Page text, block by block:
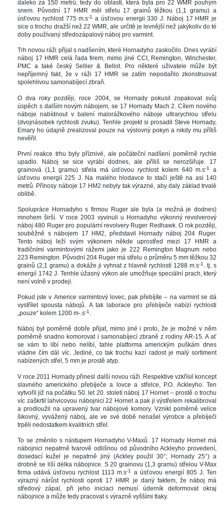
daleko za 150 metrů, tedy do oblasti, která byla pro 22 WMR pouhým
nem. Původní 17 HMR měl střelu 17 grainů těžkou (1,1 gramu) a
úsťovou rychlost 775 m.-1 a úsťovou energii 330 J. Náboj 17 HMR je
ice o trochu dražší než 22 WMR, ale určitě je levnější než jakýkoliv do té
doby používaný středozápalový náboj pro varmint.
Trh novou ráži přijal s nadšením, které Hornadyho zaskočilo. Dnes vyrábí
náboj 17 HMR celá řada firem, mimo jiné CCI, Remington, Winchester,
PMC a také český Sellier & Bellot. Pro některé uživatele může být
nepříjemný fakt, že v ráži 17 HMR se zatím nepodařilo zkonstruovat
polehlivou samonabíjecí zbraň.
O dva roky později, roce 2004, se Hornady pokusil zopakovat svůj
úspěch s dalším novým nábojem, se 17 Hornady Mach 2. Cílem nového
náboje nabídnout v balení malorážkového náboje ultrarychlou střelu
(dvojnásobek rychlosti zvuku). Tenhle projekt si prosadil Steve Hornady,
Emary ho údajně zrealizoval pouze na výslovný pokyn a nikdy mu příliš
nevěřil.
První reakce trhu byly příznivé, ale počáteční nadšení poměrně rychle
upadlo. Náboj se sice vyrábí dodnes, ale příliš se nerozšiřuje. 17
grainová (1,1 gramu) střela má úsťovou rychlost kolem 640 m.-1
a
úsťovou energií 225 J. Na malého hlodavce to stačí ještě na asi 140
metrů. Přínosy náboje 17 HM2 nebyly tak výrazné, aby daly základ trvalé
oblibě.
Spolupráce Hornadyho s firmou Ruger ale byla (a možná je dodnes)
mnohem širší. V roce 2003 vyvinuli u Hornadyho výkonný revolverový
náboj 480 Ruger pro populární revolvery Ruger Redhawk. O rok později,
ouběžně s nábojem 17 HM2, představil Hornady náboj 204 Ruger.
Tento náboj leží svým výkonem někde uprostřed mezi 17 HMR a
tradičními varmintovými rážemi jako je 222 Remington Magnum nebo
223 Remington. Původní 204 Ruger má střelu o průměru 5 mm těžkou 32
grainů (2,1 gramu) a dokáže ji vyhnat z hlavně rychlostí 1288 m.-1 . tj. s
energií 1742 J. Tenhle úžasný výkon ale umožňuje speciální prach, který
není volně v prodeji.
Pokud jste v Americe varmintový lovec, pak přebíjíte – na varmint se dá
vystřílet spousta nábojů. A tak laborace pro přebíječe nabízí rychlosti
„pouze“ kolem 1200 m-.-1.
Náboj byl poměrně dobře přijat, mimo jiné i proto, že je možné v něm
poměrně snadno komorovat i samonabíjecí zbraně z rodiny AR-15. A ať
e vám to líbí nebo nelíbí, tahle platforma americkým puškám dnes
vládne čím dál víc. Jediné, co tak trochu kazí radost je malý sortiment
nabízených střel, 5 mm je prostě atyp.
V roce 2011 Hornady přinesl další novou ráži. Respektive vzkřísil koncept
lavného amerického přebíječe a lovce a střelce, P.O. Ackleyho. Ten
vytvořil již na počátku 50. let 20. století náboj 17 Hornet – prostě o trochu
víc zaškrtil lahvicovou nábojnici 22 Hornet a pak ji výstřelem rekalibroval
a prodloužil na upravený tvar nábojové komory. Vznikl poměrně velice
šikovný, vyvážený náboj, ale ve své době nenašel výrobce a přebíječi
trpěli nedostatkem kvalitních střel.
To se změnilo s nástupem Hornadyho V-Maxů. 17 Hornady Hornet má
nábojnici nepatrně tvarově odlišnou od původního Ackleyho provedení,
dosedací kužel je nepatrně jiný (Ackley použil 30°; Hornady 25°) a
drobně se liší délka nábojnice. S 20 grainovu (1,3 gramu) střelou V-Max
firma udává úsťovou rychlost 1113 m.-1
a úsťovou energií 805 J. Ten
výrazný nárůst rychlosti oproti 17 HMR je daný faktem, že náboj má
tředový zápal, při jeho iniciaci nemusí úderník deformovat okraj
nábojnice a může tedy pracovat s výrazně vyššími tlaky.